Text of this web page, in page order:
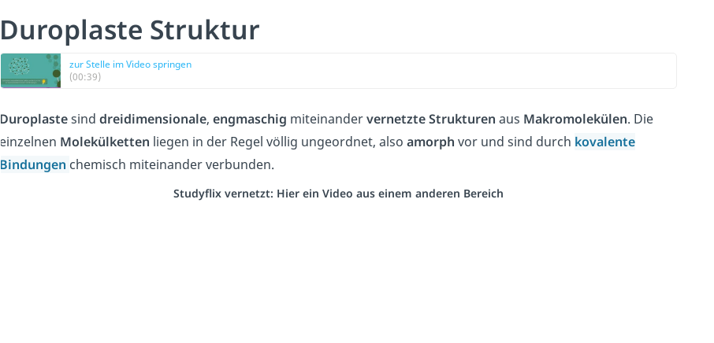
Duroplaste Struktur
zur Stelle im Video springen
(00:39)
Duroplastesind dreidimensionale, engmaschig miteinandervernetzteStrukturen aus Makromolekülen. Die
einzelnen Molekülketten liegen in der Regel völlig ungeordnet, also amorph vor und sind durch kovalente
Bindungen chemisch miteinander verbunden.
Studyflix vernetzt: Hier ein Video aus einem anderen Bereich